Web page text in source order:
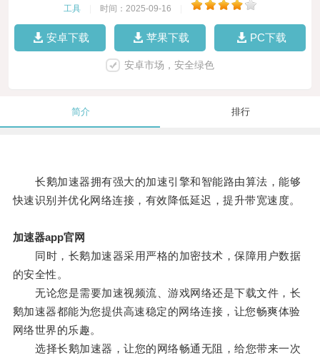
工具 时间：2025-09-16
安卓下载 苹果下载 PC下载
安卓市场，安全绿色
简介 排行
长鹅加速器拥有强大的加速引擎和智能路由算法，能够
快速识别并优化网络连接，有效降低延迟，提升带宽速度。
加速器app官网
同时，长鹅加速器采用严格的加密技术，保障用户数据
的安全性。
无论您是需要加速视频流、游戏网络还是下载文件，长
鹅加速器都能为您提供高速稳定的网络连接，让您畅爽体验
网络世界的乐趣。
选择长鹅加速器，让您的网络畅通无阻，给您带来一次